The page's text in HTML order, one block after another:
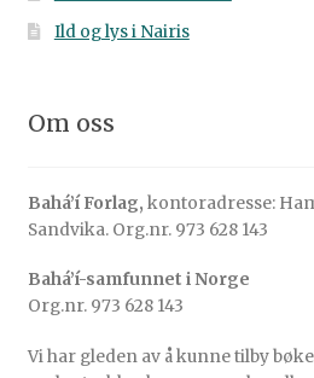
Ild og lys i Nairis
Om oss
Bahá’í Forlag, kontoradresse:
Sandvika. Org.nr. 973 628 143
Bahá’í-samfunnet i Norge
Org.nr. 973 628 143
Vi har gleden av å kunne tilby